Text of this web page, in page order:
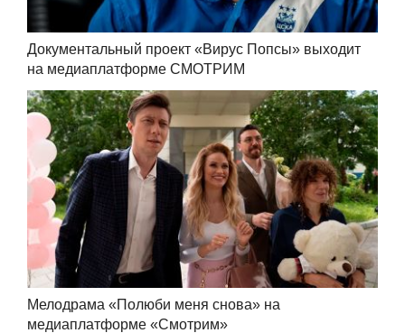
Документальный проект «Вирус Попсы» выходит
на медиаплатформе СМОТРИМ
Мелодрама «Полюби меня снова» на
медиаплатформе «Смотрим»